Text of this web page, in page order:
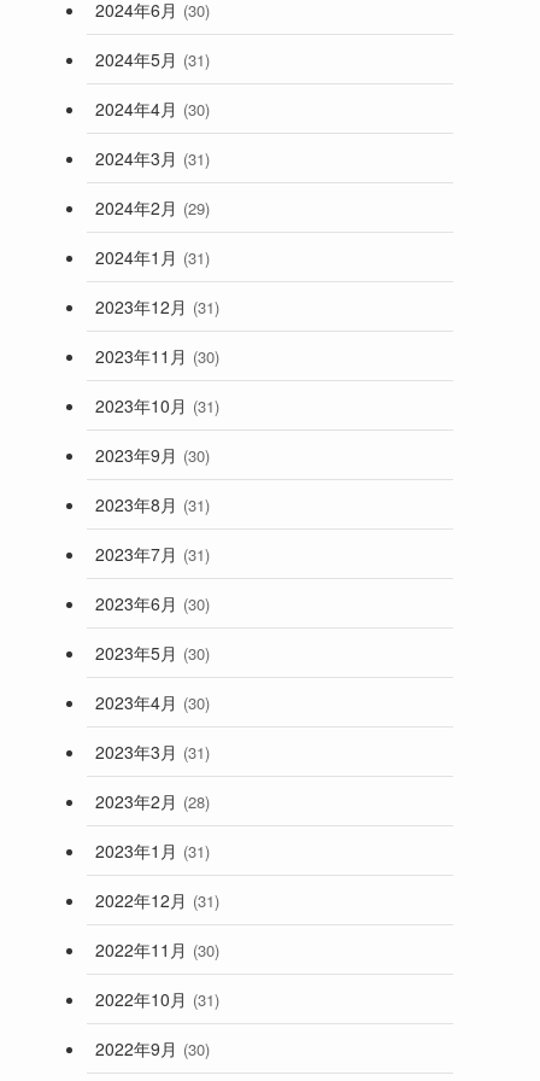
2024年6月 (30)
2024年5月 (31)
2024年4月 (30)
2024年3月 (31)
2024年2月 (29)
2024年1月 (31)
2023年12月 (31)
2023年11月 (30)
2023年10月 (31)
2023年9月 (30)
2023年8月 (31)
2023年7月 (31)
2023年6月 (30)
2023年5月 (30)
2023年4月 (30)
2023年3月 (31)
2023年2月 (28)
2023年1月 (31)
2022年12月 (31)
2022年11月 (30)
2022年10月 (31)
2022年9月 (30)